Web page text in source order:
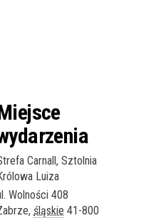
Carnall, Sztolnia
Luiza
Wolności 408
, śląskie 41-800